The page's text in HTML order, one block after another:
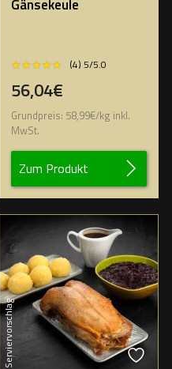
Gänsekeule
★★★★★
★★★★★ (4) 5/5.0
56,04€
Grundpreis: 58,99€/kg inkl.
MwSt.
Zum Produkt
Serviervorschlag